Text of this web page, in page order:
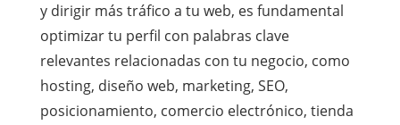
y dirigir más tráfico a tu web, es fundamental
optimizar tu perfil con palabras clave
relevantes relacionadas con tu negocio, como
hosting, diseño web, marketing, SEO,
posicionamiento, comercio electrónico, tienda